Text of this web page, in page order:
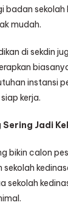
badan sekolah
mudah.
di sekdin
instansi
kerja.
Sering Jadi
bikin calon
sekolah